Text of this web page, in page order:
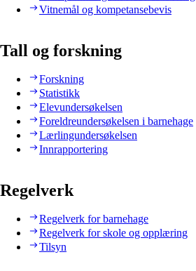
Vitnemål og kompetansebevis
Tall og forskning
Forskning
Statistikk
Elevundersøkelsen
Foreldreundersøkelsen i barnehage
Lærlingundersøkelsen
Innrapportering
Regelverk
Regelverk for barnehage
Regelverk for skole og opplæring
Tilsyn